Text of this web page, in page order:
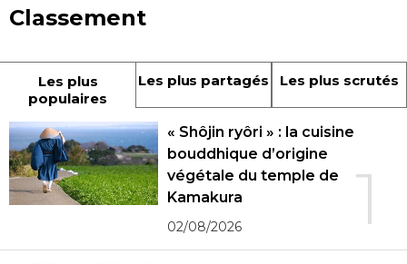
Classement
Les plus
populaires
Les plus partagés Les plus scrutés
1
« Shôjin ryôri » : la cuisine
bouddhique d’origine
végétale du temple de
Kamakura
02/08/2026